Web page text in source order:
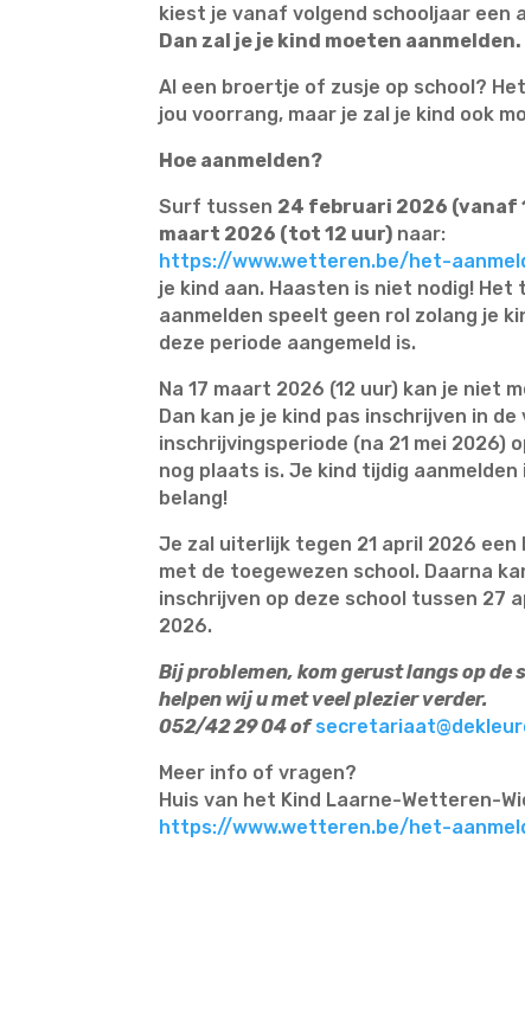
kiest je vanaf volgend schooljaar een
Dan zal je je kind moeten aanmelden.
Al een broertje of zusje op school?
jou voorrang, maar je zal je kind ook
Hoe aanmelden?
Surf tussen 24 februari 2026 (vanaf
maart 2026 (tot 12 uur) naar:
https://www.wetteren.be/het-
je kind aan. Haasten is niet nodig! Het
aanmelden speelt geen rol zolang je
deze periode aangemeld is.
Na 17 maart 2026 (12 uur) kan je niet
Dan kan je je kind pas inschrijven in de
inschrijvingsperiode (na 21 mei 2026)
nog plaats is. Je kind tijdig aanmelden
belang!
Je zal uiterlijk tegen 21 april 2026
met de toegewezen school. Daarna
inschrijven op deze school tussen 27
2026.
Bij problemen, kom gerust langs op de
helpen wij u met veel plezier verder.
052/42 29 04 of
Meer info of vragen?
Huis van het Kind Laarne-Wetteren-
https://www.wetteren.be/het-